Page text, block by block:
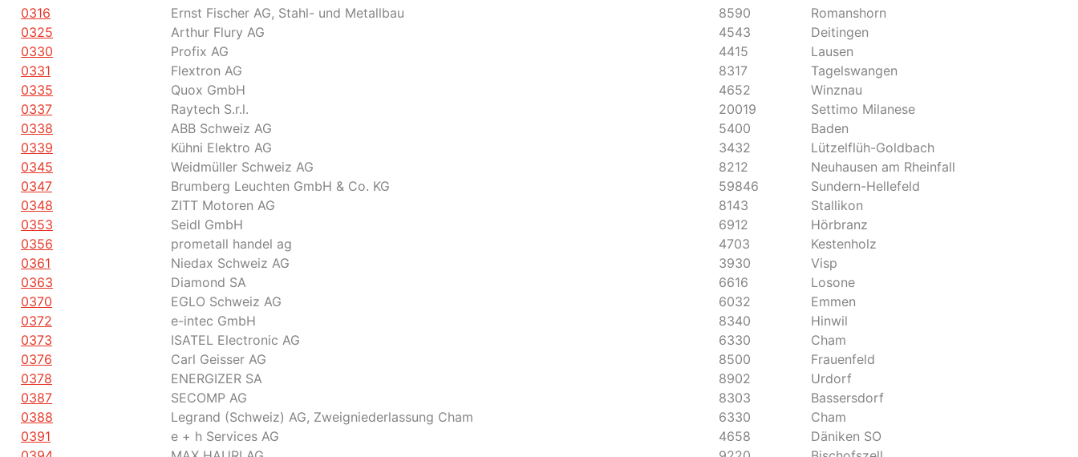
0316
Ernst Fischer AG, Stahl- und Metallbau 8590
Romanshorn
0325
Arthur Flury AG 4543
Deitingen
0330
Profix AG 4415
Lausen
0331
Flextron AG 8317
Tagelswangen
0335
Quox GmbH 4652
Winznau
0337
Raytech S.r.l. 20019
Settimo Milanese
0338
ABB Schweiz AG 5400
Baden
0339
Kühni Elektro AG 3432
Lützelflüh-Goldbach
0345
Weidmüller Schweiz AG 8212
Neuhausen am Rheinfall
0347
Brumberg Leuchten GmbH & Co. KG 59846
Sundern-Hellefeld
0348
ZITT Motoren AG 8143
Stallikon
0353
Seidl GmbH 6912
Hörbranz
0356
prometall handel ag 4703
Kestenholz
0361
Niedax Schweiz AG 3930
Visp
0363
Diamond SA 6616
Losone
0370
EGLO Schweiz AG 6032
Emmen
0372
e-intec GmbH 8340
Hinwil
0373
ISATEL Electronic AG 6330
Cham
0376
Carl Geisser AG 8500
Frauenfeld
0378
ENERGIZER SA 8902
Urdorf
0387
SECOMP AG 8303
Bassersdorf
0388
Legrand (Schweiz) AG, Zweigniederlassung Cham 6330
Cham
0391
e + h Services AG 4658
Däniken SO